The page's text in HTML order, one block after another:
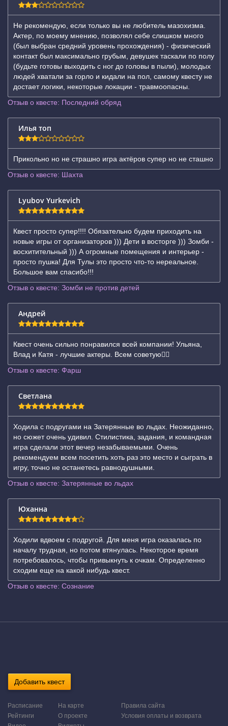
Не рекомендую, если только вы не любитель мазохизма.
Актер, по моему мнению, позволял себе слишком много
(был выбран средний уровень прохождения) - физический
контакт был максимально грубым, девушек таскали по полу
(будьте готовы выходить с ног до головы в пыли), молодых
людей хватали за горло и кидали на пол, самому квесту не
достает логики, некоторые локации - травмоопасны.
Отзыв о квесте: Последний обряд
Илья топ
Прикольно но не страшно игра актёров супер но не сташно
Отзыв о квесте: Шахта
Lyubov Yurkevich
Квест просто супер!!!! Обязательно будем приходить на
новые игры от организаторов ))) Дети в восторге ))) Зомби -
восхитительный ))) А огромные помещения и интерьер -
просто пушка! Для Тулы это просто что-то нереальное.
Большое вам спасибо!!!
Отзыв о квесте: Зомби не против детей
Андрей
Квест очень сильно понравился всей компании! Ульяна,
Влад и Катя - лучшие актеры. Всем советую👍🏻
Отзыв о квесте: Фарш
Светлана
Ходила с подругами на Затерянные во льдах. Неожиданно,
но сюжет очень удивил. Стилистика, задания, и командная
игра сделали этот вечер незабываемыми. Очень
рекомендуем всем посетить хоть раз это место и сыграть в
игру, точно не останетесь равнодушными.
Отзыв о квесте: Затерянные во льдах
Юханна
Ходили вдвоем с подругой. Для меня игра оказалась по
началу трудная, но потом втянулась. Некоторое время
потребовалось, чтобы привыкнуть к очкам. Определенно
сходим еще на какой нибудь квест.
Отзыв о квесте: Сознание
Добавить квест
Расписание
Рейтинги
На карте
О проекте
Правила сайта
Условия оплаты и возврата